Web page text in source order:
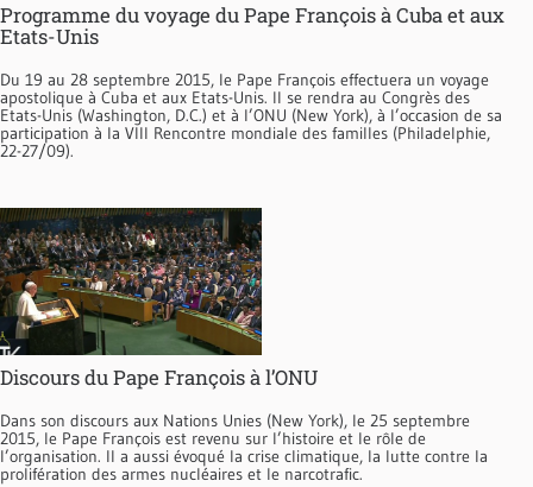
Programme du voyage du Pape François à Cuba et aux
Etats-Unis
Du 19 au 28 septembre 2015, le Pape François effectuera un voyage
apostolique à Cuba et aux Etats-Unis. Il se rendra au Congrès des
Etats-Unis (Washington, D.C.) et à l’ONU (New York), à l’occasion de sa
participation à la VIII Rencontre mondiale des familles (Philadelphie,
22-27/09).
Discours du Pape François à l’ONU
Dans son discours aux Nations Unies (New York), le 25 septembre
2015, le Pape François est revenu sur l’histoire et le rôle de
l’organisation. Il a aussi évoqué la crise climatique, la lutte contre la
prolifération des armes nucléaires et le narcotrafic.